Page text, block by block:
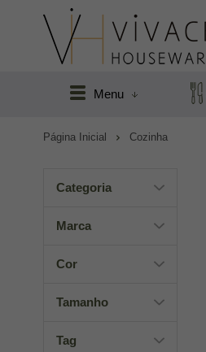
Menu
Página Inicial Cozinha
Categoria
Marca
Cor
Tamanho
Tag